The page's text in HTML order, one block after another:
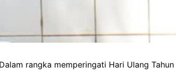
rangka memperingati Hari Ulang